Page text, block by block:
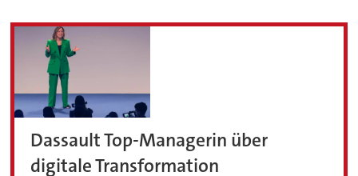
Dassault Top-Managerin über
digitale Transformation